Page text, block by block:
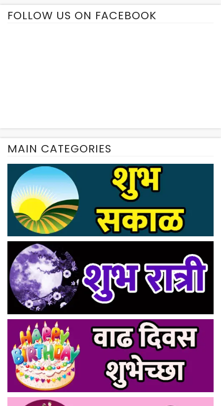
FOLLOW US ON FACEBOOK
MAIN CATEGORIES